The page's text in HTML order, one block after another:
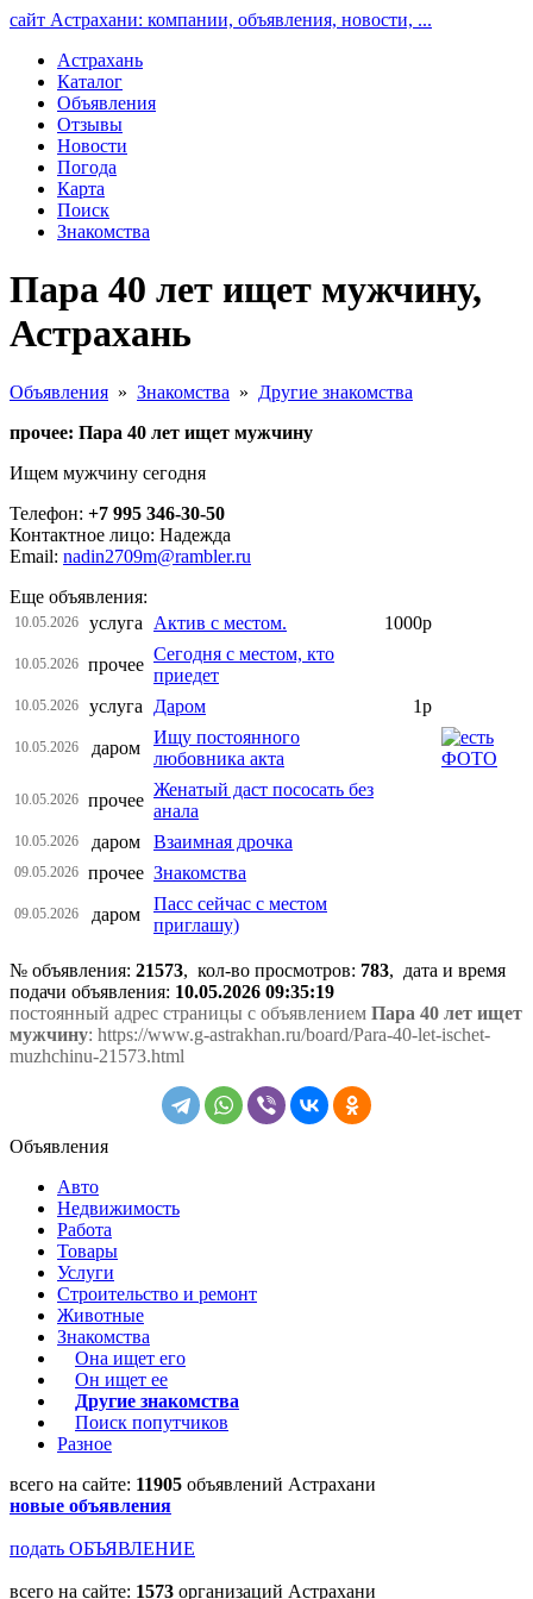
сайт Астрахани: компании, объявления, новости, ...
Астрахань
Каталог
Объявления
Отзывы
Новости
Погода
Карта
Поиск
Знакомства
Пара 40 лет ищет мужчину,
Астрахань
Объявления » Знакомства » Другие знакомства
прочее: Пара 40 лет ищет мужчину
Ищем мужчину сегодня
Телефон: +7 995 346-30-50
Контактное лицо: Надежда
Email: nadin2709m@rambler.ru
Еще объявления:
10.05.2026 услуга Актив с местом. 1000р
10.05.2026 прочее
Сегодня с местом, кто
приедет
10.05.2026 услуга Даром 1р
10.05.2026 даром
Ищу постоянного
любовника акта
10.05.2026 прочее
Женатый даст пососать без
анала
10.05.2026 даром Взаимная дрочка
09.05.2026 прочее Знакомства
09.05.2026 даром
Пасс сейчас с местом
приглашу)
№ объявления: 21573, кол-во просмотров: 783, дата и время
подачи объявления: 10.05.2026 09:35:19
постоянный адрес страницы с объявлением Пара 40 лет ищет
мужчину: https://www.g-astrakhan.ru/board/Para-40-let-ischet-
muzhchinu-21573.html
Объявления
Авто
Недвижимость
Работа
Товары
Услуги
Строительство и ремонт
Животные
Знакомства
Она ищет его
Он ищет ее
Другие знакомства
Поиск попутчиков
Разное
всего на сайте: 11905 объявлений Астрахани
новые объявления
подать ОБЪЯВЛЕНИЕ
всего на сайте: 1573 организаций Астрахани